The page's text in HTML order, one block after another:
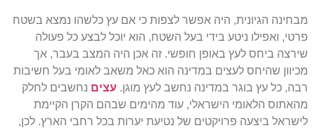
הגיונית, היה אפשר לצפות כי אם עץ כלשהו נמצא בשטח
ואפילו ניטע בידי בעל השטח, הוא יוכל לבצע כל פעולה
ביחס לעץ באופן חופשי. זה אכן היה המצב בעבר, אך
שהיחס לעצים במדינה הוא כאל משאב לאומי בעל חשיבות
כל עץ בוגר במדינה נחשב לעץ מוגן. עציםנחשבים לחלק
הלאומי הישראלי, עוד מהימים שבהם הקרן הקיימת
ביצעה פרויקטים של נטיעת יערות בכל רחבי הארץ. לכן,